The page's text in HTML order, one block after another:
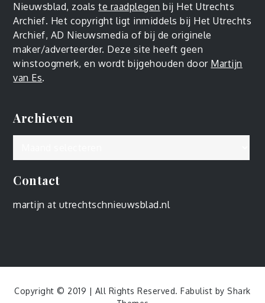
Nieuwsblad, zoalste raadplegen bij Het Utrechts
Archief. Het copyright ligt inmiddels bij Het Utrechts
Archief, AD Nieuwsmedia of bij de originele
maker/adverteerder. Deze site heeft geen
winstoogmerk, en wordt bijgehouden door Martijn
van Es.
Archieven
Contact
martijn at utrechtschnieuwsblad.nl
Copyright © 2019 | All Rights Reserved. Fabulist by Shark